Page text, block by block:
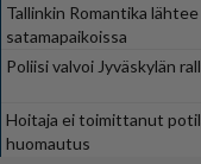
Tallinkin Romantika
satamapaikoissa
Poliisi valvoi Jyväskylän
Hoitaja ei toimittanut
huomautus